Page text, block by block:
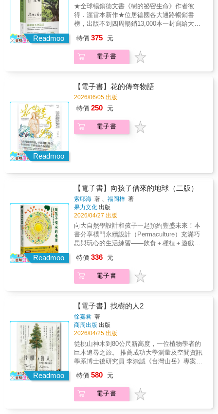
Readmoo
★全球暢銷德文書《樹的祕密生命》作者彼
得．渥雷本新作★位居德國各大通路暢銷書
榜，出版不到四周暢銷13,000本一封寫給大自
而深邃的美如果樹木會說話，會告訴我們什
麼？在渥雷本的全球暢銷書《樹的祕密生活》
出版近十年後，他對此有更多的新發現，以最
歲的老山毛櫸在即將結束一生之前，對新生的
小樹苗說了肺腑之言……一棵超過二百歲的山
毛櫸，如今正面臨生命的終結――她的幼苗在
樹根下茁壯成長，得到滋養和呵護。然而，當
這棵老山毛櫸樹死去後一切都將改變，她該如
何幫助小樹為未來做好準備，迎接獨立自主、
生命歷程，轉化為人類可理解的語言。
開創同類虛構書寫的先河——講述了一棵山毛
櫸樹激動人心、感人至深的故事，它將永遠改
變我們對自然的看法。在德國最著名的林務員
的新書中，我們將會看到山毛櫸如何從一顆微
小的種子慢慢成長為森林巨人，她一路上目睹
的事情、她所面臨的威脅、「家庭」對一棵樹
意味著什麼，以及如何在森林中生活和生存。
新發現，例如樹木通過點擊聲進行交流，這意
味著她們可以聽到──不僅如此，她們還可以看
到，甚至將記憶傳遞給後代。彼得．渥雷本以
俗易懂、有趣、原創，本書將吸引我們所有的
自然愛好者，讓我們比樹木更親近。本書特色
以樹的第一人稱撰寫：成為一棵樹是什麼感
覺？也許作為一個人很難想像，但作者以因年
歲而來的成熟和智慧，與大自然和樹木交流。
在許多人眼中，渥雷本的書不那麼科學，但這
就是他的魅力所在，讓人融入樹木的生命故事
中，讓樹木的生命變得容易理解。本書由敘述
和科學背景兩部分組成，在不干擾閱讀下增加
從其角度和語言出發，而由作者寫下。至於與
第一部同樣豐富的第二部，渥雷本解釋了第一
部每一章中的背景知識、事實和研究現況，讓
特價 375 元
電子書
Readmoo
【電子書】花的傳奇物語
2026/06/05 出版
特價 250 元
電子書
Readmoo
【電子書】向孩子借來的地球（二版）
索耶海 著 、福岡梓 著
果力文化 出版
2026/04/27 出版
向大自然學設計和孩子一起預約豐盛未來！本
書分享樸門永續設計（Permaculture）充滿巧
思與玩心的生活練習——飲食＋種植＋遊戲＋
做的能力與自然共好，大人小孩都是綠色家園
的設計師！★呼應108課綱 師長與父母必讀的
永續生活教科書★超越課本的樸門思維 200幅
覺察力 靜心x呼吸x正念畫x共感x同理心 為了
在地球上愉快地生存、與自然和諧共處，也為
了未來的「七個世代」，本書提倡樸門永續設
計（Permaculture）的精神，並分享生活中可
以實踐的三個原則：1珍惜愛護地球 2尊重所有
人 3與他人共有、相互給予七個世代（Seven
Generations）是來自美國原住民的生命智慧，
提醒我們：「不論作什麼事，要連曾曾曾曾曾
孫那個時代的可能，一併列入考量。」因為，
球，而是向未來的孩子們「借來」的，對於借
來的東西，應該要以更好的狀態償還。✦不只
是為了自己，也為了現在與未來的所有生命✦
特價 336 元
電子書
Readmoo
【電子書】找樹的人2
徐嘉君 著
商周出版 出版
2026/04/25 出版
從桃山神木到80公尺新高度，一位植物學者的
巨木追尋之旅。 推薦成功大學測量及空間資訊
學系博士後研究員 李崇誠《台灣山岳》專案總
（依姓名筆畫排序） 這是一場關於高度的極限
挑戰，也是一趟走入荒野的生命追尋。 當大眾
仍驚艷於彷彿「撞上月亮」的桃山神木時，
特價 580 元
電子書